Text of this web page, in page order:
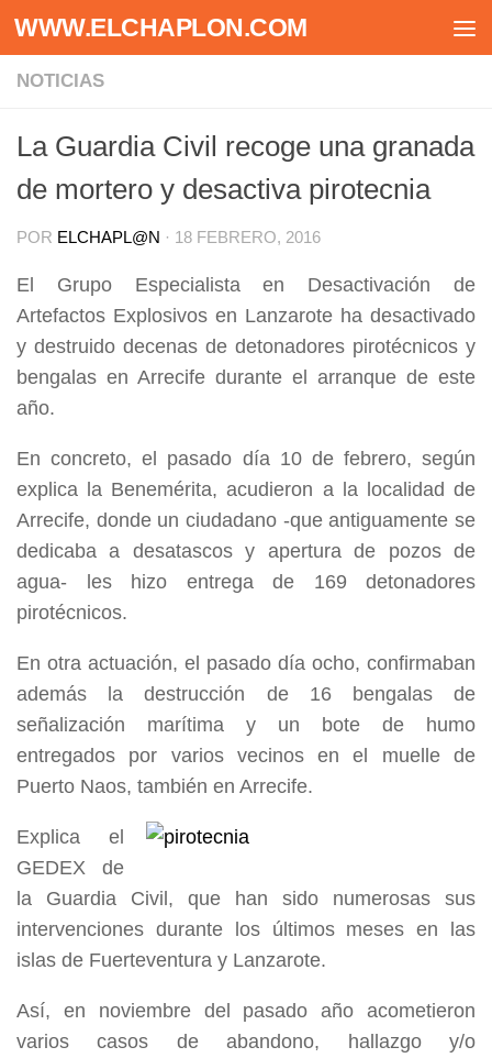
Saltar al contenido
WWW.ELCHAPLON.COM
NOTICIAS
La Guardia Civil recoge una granada
de mortero y desactiva pirotecnia
POR ELCHAPL@N · 18 FEBRERO, 2016
El Grupo Especialista en Desactivación de
Artefactos Explosivos en Lanzarote ha desactivado
y destruido decenas de detonadores pirotécnicos y
bengalas en Arrecife durante el arranque de este
año.
En concreto, el pasado día 10 de febrero, según
explica la Benemérita, acudieron a la localidad de
Arrecife, donde un ciudadano -que antiguamente se
dedicaba a desatascos y apertura de pozos de
agua- les hizo entrega de 169 detonadores
pirotécnicos.
En otra actuación, el pasado día ocho, confirmaban
además la destrucción de 16 bengalas de
señalización marítima y un bote de humo
entregados por varios vecinos en el muelle de
Puerto Naos, también en Arrecife.
Explica el
GEDEX de
la Guardia Civil, que han sido numerosas sus
intervenciones durante los últimos meses en las
islas de Fuerteventura y Lanzarote.
Así, en noviembre del pasado año acometieron
varios casos de abandono, hallazgo y/o